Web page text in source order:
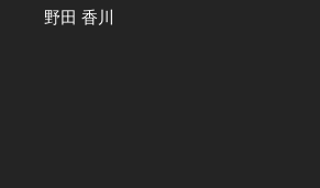
野田 香川